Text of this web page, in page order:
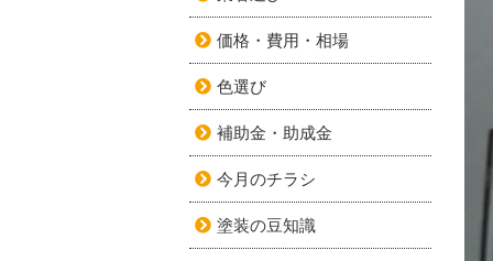
価格・費用・相場
色選び
補助金・助成金
今月のチラシ
塗装の豆知識